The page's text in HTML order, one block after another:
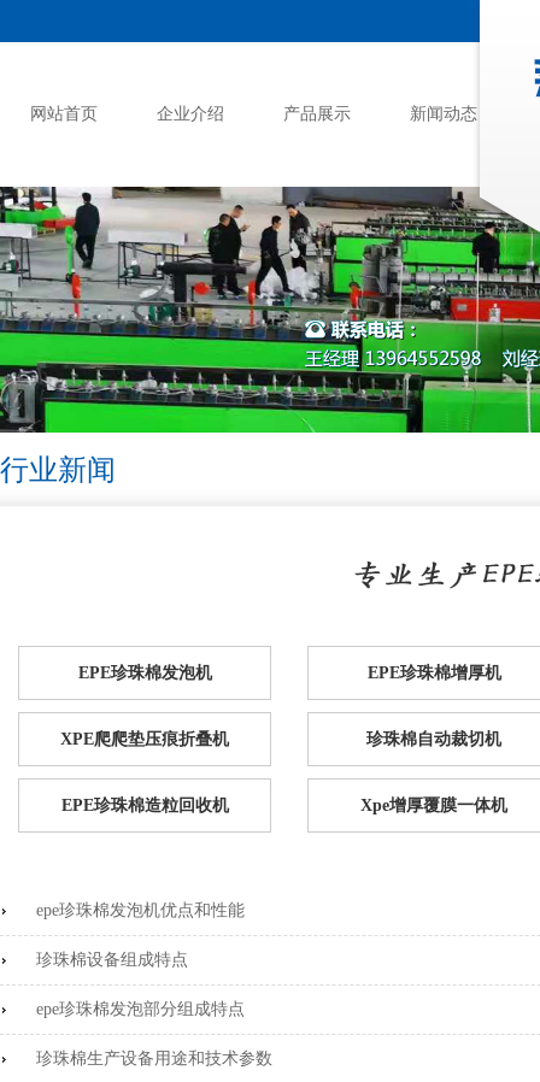
网站首页 企业介绍 产品展示 新闻动态
行业新闻
EPE珍珠棉发泡机 EPE珍珠棉增厚机
XPE爬爬垫压痕折叠机 珍珠棉自动裁切机
EPE珍珠棉造粒回收机 Xpe增厚覆膜一体机
epe珍珠棉发泡机优点和性能
珍珠棉设备组成特点
epe珍珠棉发泡部分组成特点
珍珠棉生产设备用途和技术参数